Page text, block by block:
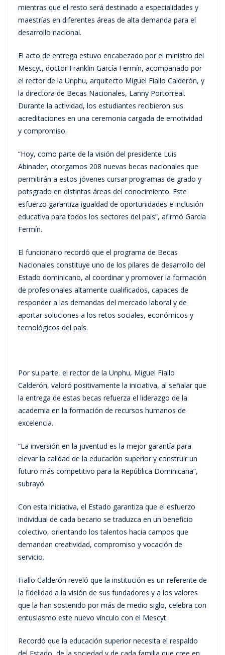
mientras que el resto será destinado a especialidades y
maestrías en diferentes áreas de alta demanda para el
desarrollo nacional.
El acto de entrega estuvo encabezado por el ministro del
Mescyt, doctor Franklin García Fermín, acompañado por
el rector de la Unphu, arquitecto Miguel Fiallo Calderón, y
la directora de Becas Nacionales, Lanny Portorreal.
Durante la actividad, los estudiantes recibieron sus
acreditaciones en una ceremonia cargada de emotividad
y compromiso.
“Hoy, como parte de la visión del presidente Luis
Abinader, otorgamos 208 nuevas becas nacionales que
permitirán a estos jóvenes cursar programas de grado y
potsgrado en distintas áreas del conocimiento. Este
esfuerzo garantiza igualdad de oportunidades e inclusión
educativa para todos los sectores del país”, afirmó García
Fermín.
El funcionario recordó que el programa de Becas
Nacionales constituye uno de los pilares de desarrollo del
Estado dominicano, al coordinar y promover la formación
de profesionales altamente cualificados, capaces de
responder a las demandas del mercado laboral y de
aportar soluciones a los retos sociales, económicos y
tecnológicos del país.
Por su parte, el rector de la Unphu, Miguel Fiallo
Calderón, valoró positivamente la iniciativa, al señalar que
la entrega de estas becas refuerza el liderazgo de la
academia en la formación de recursos humanos de
excelencia.
“La inversión en la juventud es la mejor garantía para
elevar la calidad de la educación superior y construir un
futuro más competitivo para la República Dominicana”,
subrayó.
Con esta iniciativa, el Estado garantiza que el esfuerzo
individual de cada becario se traduzca en un beneficio
colectivo, orientando los talentos hacia campos que
demandan creatividad, compromiso y vocación de
servicio.
Fiallo Calderón reveló que la institución es un referente de
la fidelidad a la visión de sus fundadores y a los valores
que la han sostenido por más de medio siglo, celebra con
entusiasmo este nuevo vínculo con el Mescyt.
Recordó que la educación superior necesita el respaldo